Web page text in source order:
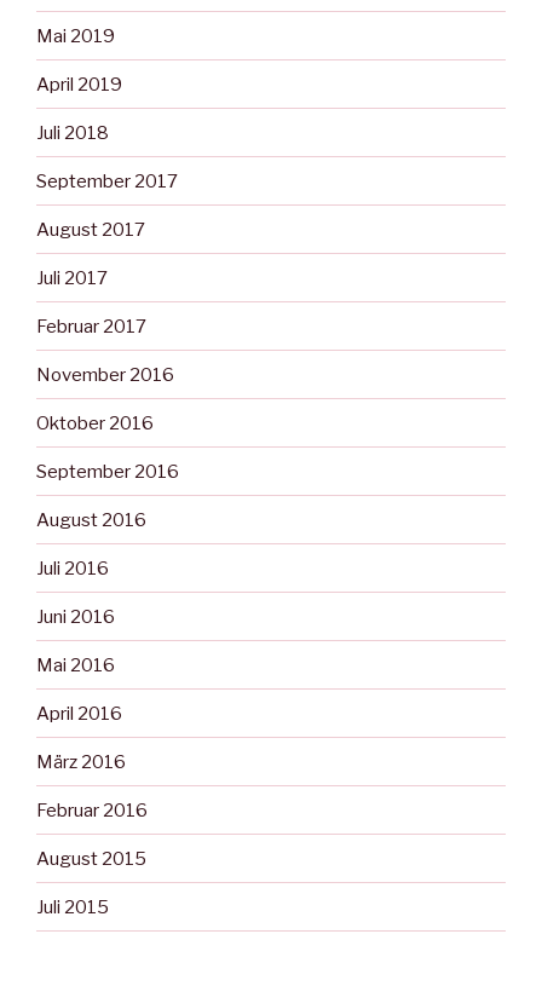
Mai 2019
April 2019
Juli 2018
September 2017
August 2017
Juli 2017
Februar 2017
November 2016
Oktober 2016
September 2016
August 2016
Juli 2016
Juni 2016
Mai 2016
April 2016
März 2016
Februar 2016
August 2015
Juli 2015